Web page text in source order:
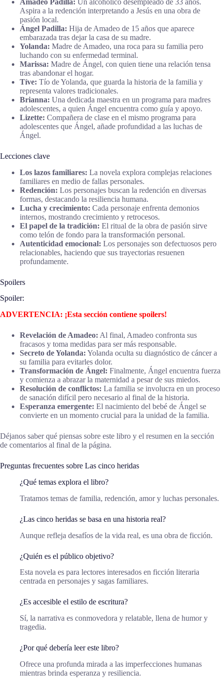
Aspira a la redención interpretando a Jesús en una obra de
pasión local.
Ángel Padilla: Hija de Amadeo de 15 años que aparece
embarazada tras dejar la casa de su madre.
Yolanda: Madre de Amadeo, una roca para su familia pero
luchando con su enfermedad terminal.
Marissa: Madre de Ángel, con quien tiene una relación tensa
tras abandonar el hogar.
Tíve: Tío de Yolanda, que guarda la historia de la familia y
representa valores tradicionales.
Brianna: Una dedicada maestra en un programa para madres
adolescentes, a quien Ángel encuentra como guía y apoyo.
Lizette: Compañera de clase en el mismo programa para
adolescentes que Ángel, añade profundidad a las luchas de
Ángel.
Lecciones clave
Los lazos familiares: La novela explora complejas relaciones
familiares en medio de fallas personales.
Redención: Los personajes buscan la redención en diversas
formas, destacando la resiliencia humana.
Lucha y crecimiento: Cada personaje enfrenta demonios
internos, mostrando crecimiento y retrocesos.
El papel de la tradición: El ritual de la obra de pasión sirve
como telón de fondo para la transformación personal.
Autenticidad emocional: Los personajes son defectuosos pero
relacionables, haciendo que sus trayectorias resuenen
profundamente.
Spoilers
Spoiler:
ADVERTENCIA: ¡Esta sección contiene spoilers!
Revelación de Amadeo: Al final, Amadeo confronta sus
fracasos y toma medidas para ser más responsable.
Secreto de Yolanda: Yolanda oculta su diagnóstico de cáncer a
su familia para evitarles dolor.
Transformación de Ángel: Finalmente, Ángel encuentra fuerza
y comienza a abrazar la maternidad a pesar de sus miedos.
Resolución de conflictos: La familia se involucra en un proceso
de sanación difícil pero necesario al final de la historia.
Esperanza emergente: El nacimiento del bebé de Ángel se
convierte en un momento crucial para la unidad de la familia.
Déjanos saber qué piensas sobre este libro y el resumen en la sección
de comentarios al final de la página.
Preguntas frecuentes sobre Las cinco heridas
¿Qué temas explora el libro?
Tratamos temas de familia, redención, amor y luchas personales.
¿Las cinco heridas se basa en una historia real?
Aunque refleja desafíos de la vida real, es una obra de ficción.
¿Quién es el público objetivo?
Esta novela es para lectores interesados en ficción literaria
centrada en personajes y sagas familiares.
¿Es accesible el estilo de escritura?
Sí, la narrativa es conmovedora y relatable, llena de humor y
tragedia.
¿Por qué debería leer este libro?
Ofrece una profunda mirada a las imperfecciones humanas
mientras brinda esperanza y resiliencia.